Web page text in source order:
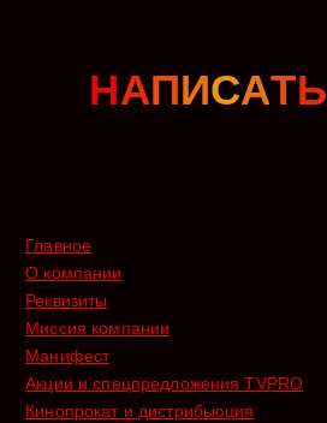
НАПИСАТЬ
Главное
О компании
Реквизиты
Миссия компании
Манифест
Акции и спецпредложения TVPRO
Кинопрокат и дистрибьюция